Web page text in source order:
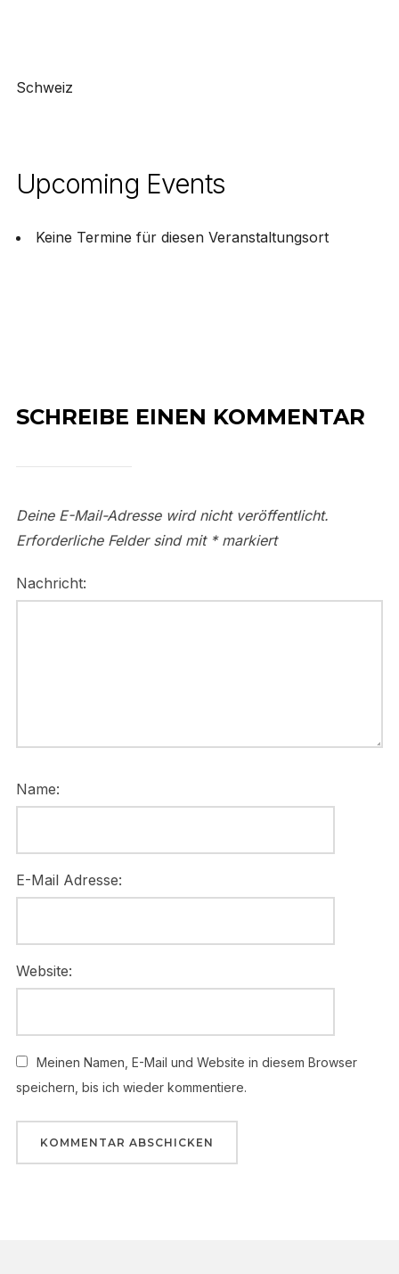
Schweiz
Upcoming Events
Keine Termine für diesen Veranstaltungsort
SCHREIBE EINEN KOMMENTAR
Deine E-Mail-Adresse wird nicht veröffentlicht.
Erforderliche Felder sind mit *markiert
Nachricht:
Name:
E-Mail Adresse:
Website:
Meinen Namen, E-Mail und Website in diesem Browser
speichern, bis ich wieder kommentiere.